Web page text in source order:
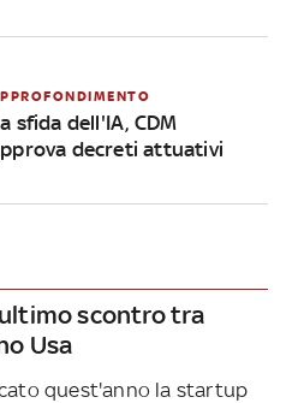
sfida dell'IA, CDM
decreti attuativi
scontro tra
Usa
quest'anno la startup